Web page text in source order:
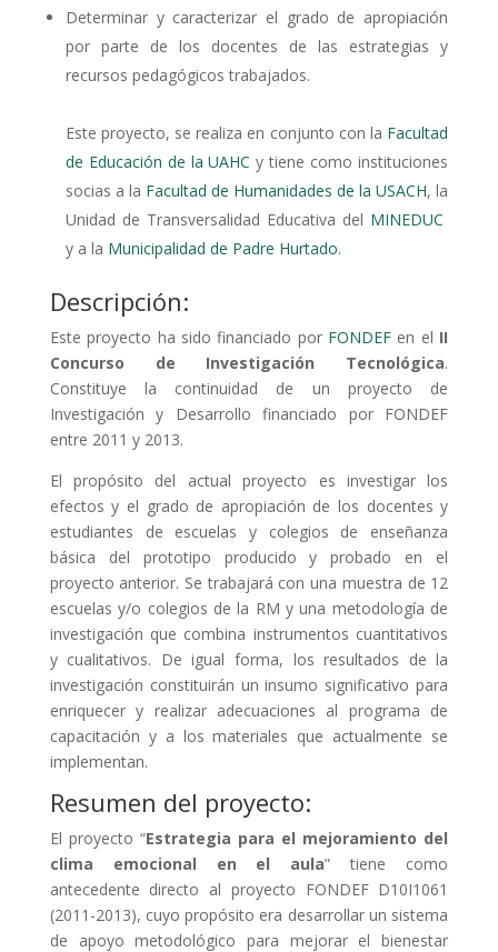
Determinar y caracterizar el grado de apropiación
por parte de los docentes de las estrategias y
recursos pedagógicos trabajados.
Este proyecto, se realiza en conjunto con la Facultad
de Educación de la UAHC y tiene como instituciones
socias a la Facultad de Humanidades de la USACH, la
Unidad de Transversalidad Educativa del MINEDUC
y a la Municipalidad de Padre Hurtado.
Descripción:
Este proyecto ha sido financiado por FONDEF en el II
Concurso de Investigación Tecnológica.
Constituye la continuidad de un proyecto de
Investigación y Desarrollo financiado por FONDEF
entre 2011 y 2013.
El propósito del actual proyecto es investigar los
efectos y el grado de apropiación de los docentes y
estudiantes de escuelas y colegios de enseñanza
básica del prototipo producido y probado en el
proyecto anterior. Se trabajará con una muestra de 12
escuelas y/o colegios de la RM y una metodología de
investigación que combina instrumentos cuantitativos
y cualitativos. De igual forma, los resultados de la
investigación constituirán un insumo significativo para
enriquecer y realizar adecuaciones al programa de
capacitación y a los materiales que actualmente se
implementan.
Resumen del proyecto:
El proyecto “Estrategia para el mejoramiento del
clima emocional en el aula” tiene como
antecedente directo al proyecto FONDEF D10I1061
(2011-2013), cuyo propósito era desarrollar un sistema
de apoyo metodológico para mejorar el bienestar